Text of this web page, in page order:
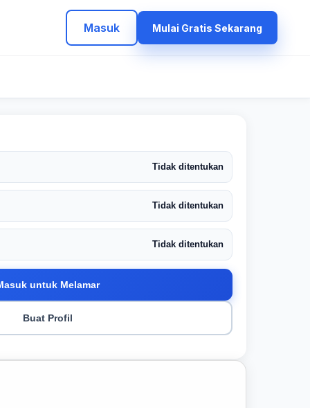
Masuk Mulai Gratis Sekarang
Tidak ditentukan
Tidak ditentukan
Tidak ditentukan
untuk Melamar
Buat Profil